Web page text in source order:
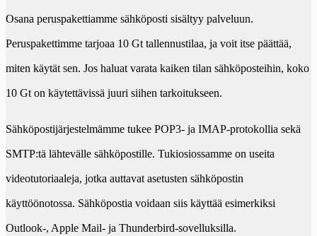
Osana peruspakettiamme sähköposti sisältyy palveluun.
Peruspakettimme tarjoaa 10 Gt tallennustilaa, ja voit itse päättää,
miten käytät sen. Jos haluat varata kaiken tilan sähköposteihin, koko
10 Gt on käytettävissä juuri siihen tarkoitukseen.
Sähköpostijärjestelmämme tukee POP3- ja IMAP-protokollia sekä
SMTP:tä lähtevälle sähköpostille. Tukiosiossamme on useita
videotutoriaaleja, jotka auttavat asetusten sähköpostin
käyttöönotossa. Sähköpostia voidaan siis käyttää esimerkiksi
Outlook-, Apple Mail- ja Thunderbird-sovelluksilla.